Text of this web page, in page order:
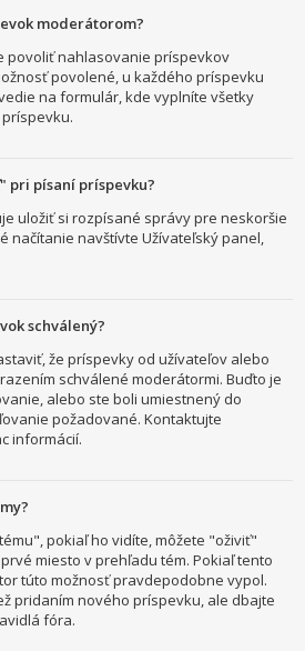
moderátorom?
povoliť nahlasovanie príspevkov
povolené, u každého príspevku
na formulár, kde vyplníte všetky
pri písaní príspevku?
uložiť si rozpísané správy pre neskoršie
načítanie navštívte Užívateľský panel,
schválený?
že príspevky od užívateľov alebo
schválené moderátormi. Buďto je
alebo ste boli umiestnený do
požadované. Kontaktujte
informácií.
pokiaľ ho vidíte, môžete "oživiť"
miesto v prehľadu tém. Pokiaľ tento
túto možnosť pravdepodobne vypol.
pridaním nového príspevku, ale dbajte
fóra.